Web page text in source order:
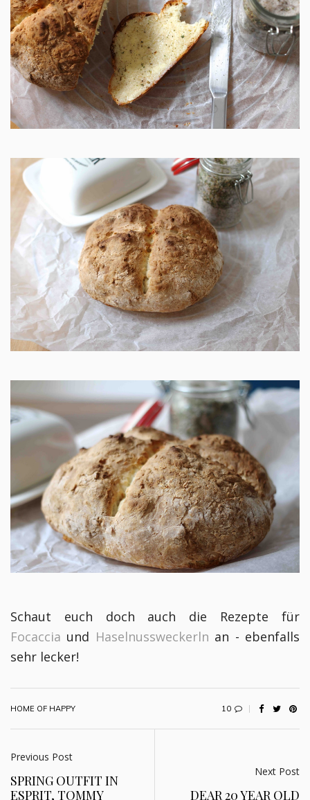
Schaut euch doch auch die Rezepte für
Focaccia und Haselnussweckerln an - ebenfalls
sehr lecker!
HOME OF HAPPY 10
Previous Post
SPRING OUTFIT IN
ESPRIT, TOMMY
Next Post
DEAR 20 YEAR OLD